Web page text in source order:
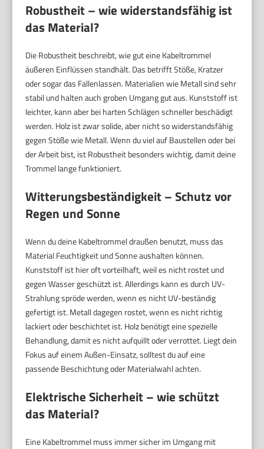
Robustheit – wie widerstandsfähig ist
das Material?
Die Robustheit beschreibt, wie gut eine Kabeltrommel
äußeren Einflüssen standhält. Das betrifft Stöße, Kratzer
oder sogar das Fallenlassen. Materialien wie Metall sind sehr
stabil und halten auch groben Umgang gut aus. Kunststoff ist
leichter, kann aber bei harten Schlägen schneller beschädigt
werden. Holz ist zwar solide, aber nicht so widerstandsfähig
gegen Stöße wie Metall. Wenn du viel auf Baustellen oder bei
der Arbeit bist, ist Robustheit besonders wichtig, damit deine
Trommel lange funktioniert.
Witterungsbeständigkeit – Schutz vor
Regen und Sonne
Wenn du deine Kabeltrommel draußen benutzt, muss das
Material Feuchtigkeit und Sonne aushalten können.
Kunststoff ist hier oft vorteilhaft, weil es nicht rostet und
gegen Wasser geschützt ist. Allerdings kann es durch UV-
Strahlung spröde werden, wenn es nicht UV-beständig
gefertigt ist. Metall dagegen rostet, wenn es nicht richtig
lackiert oder beschichtet ist. Holz benötigt eine spezielle
Behandlung, damit es nicht aufquillt oder verrottet. Liegt dein
Fokus auf einem Außen-Einsatz, solltest du auf eine
passende Beschichtung oder Materialwahl achten.
Elektrische Sicherheit – wie schützt
das Material?
Eine Kabeltrommel muss immer sicher im Umgang mit